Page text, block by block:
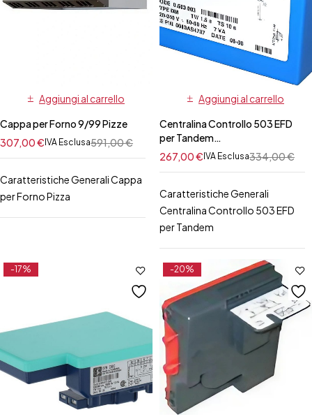
Aggiungi al carrello
Cappa per Forno 9/99 Pizze
591,00€
307,00€ IVA Esclusa
Caratteristiche Generali Cappa
per Forno Pizza
Aggiungi al carrello
Centralina Controllo 503 EFD
per Tandem
ZANUSSI/ELECTROLUX334,00€
267,00€ IVA Esclusa
Caratteristiche Generali
Centralina Controllo 503 EFD
per Tandem
-17% -20%